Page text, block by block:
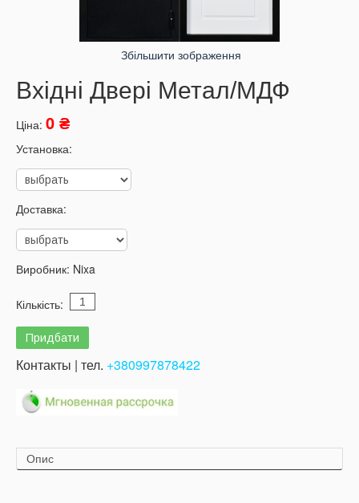
Збільшити зображення
Вхідні Двері Метал/МДФ
Ціна: 0 ₴
Установка:
Доставка:
Виробник: Nixa
Кількість:
Контакты | тел. +380997878422
Опис